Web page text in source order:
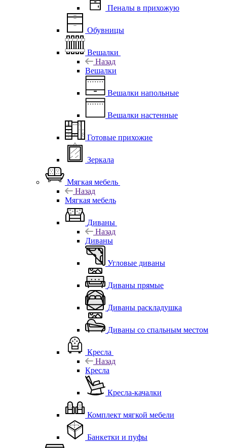
Пеналы в прихожую
Обувницы
Вешалки
Назад
Вешалки
Вешалки напольные
Вешалки настенные
Готовые прихожие
Зеркала
Мягкая мебель
Назад
Мягкая мебель
Диваны
Назад
Диваны
Угловые диваны
Диваны прямые
Диваны раскладушка
Диваны со спальным местом
Кресла
Назад
Кресла
Кресла-качалки
Комплект мягкой мебели
Банкетки и пуфы